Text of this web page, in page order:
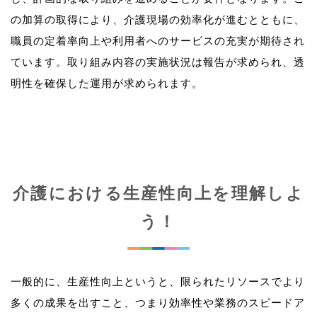
の加算の取得により、介護現場の効率化が進むとともに、
職員の定着率向上や利用者へのサービスの充実が期待され
ています。取り組み内容の実施状況は報告が求められ、透
介護における生産性向上を理解しよ
う！
一般的に、生産性向上というと、限られたリソースでより
多くの成果を出すこと、つまり効率性や業務のスピードア